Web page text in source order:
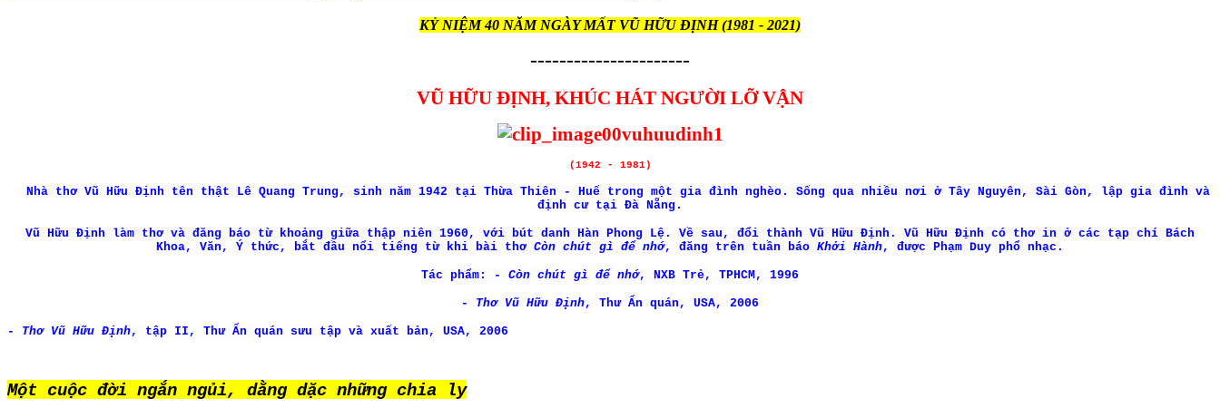
KỶ NIỆM 40 NĂM NGÀY MẤT VŨ HỮU ĐỊNH (1981 - 2021)
----------------------
VŨ HỮU ĐỊNH, KHÚC HÁT NGƯỜI LỠ VẬN
(1942 - 1981)
Nhà thơ Vũ Hữu Định tên thật Lê Quang Trung, sinh năm 1942 tại Thừa Thiên - Huế trong một gia đình nghèo. Sống qua nhiều nơi ở Tây Nguyên, Sài Gòn, lập gia đình và
định cư tại Đà Nẵng.
Vũ Hữu Định làm thơ và đăng báo từ khoảng giữa thập niên 1960, với bút danh Hàn Phong Lệ. Về sau, đổi thành Vũ Hữu Định. Vũ Hữu Định có thơ in ở các tạp chí Bách
Khoa, Văn, Ý thức, bắt đầu nổi tiếng từ khi bài thơ Còn chút gì để nhớ, đăng trên tuần báo Khởi Hành, được Phạm Duy phổ nhạc.
Tác phẩm: - Còn chút gì để nhớ, NXB Trẻ, TPHCM, 1996
- Thơ Vũ Hữu Định, Thư Ấn quán, USA, 2006
- Thơ Vũ Hữu Định, tập II, Thư Ấn quán sưu tập và xuất bản, USA, 2006
Một cuộc đời ngắn ngủi, dằng dặc những chia ly